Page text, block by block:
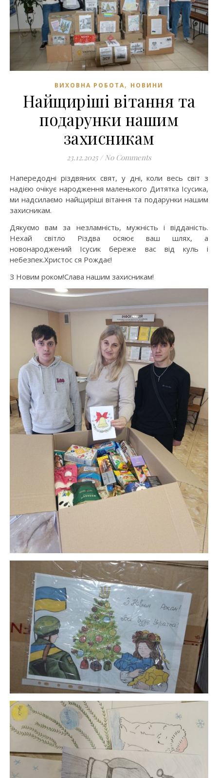
ВИХОВНА РОБОТА, НОВИНИ
Найщиріші вітання та
подарунки нашим
захисникам
23.12.2025 / No Comments
Напередодні різдвяних свят, у дні, коли весь світ з
надією очікує народження маленького Дитятка Ісусика,
ми надсилаємо найщиріші вітання та подарунки нашим
захисникам.
Дякуємо вам за незламність, мужність і відданість.
Нехай світло Різдва осяює ваш шлях, а
новонароджений Ісусик береже вас від куль і
небезпек.Христос ся Рождає!
З Новим роком!Слава нашим захисникам!